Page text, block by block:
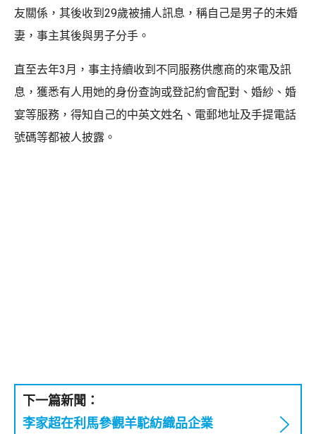
友關係，其後收到29歲被捕人訊息，稱自己是男子的未婚
妻，事主其後與男子分手。
直至去年3月，事主持續收到不同服務供應商的來電及訊
息，獲悉有人用她的身份查詢或登記約會配對、婚紗、婚
宴等服務，得知自己的中英文姓名、電郵地址及手提電話
號碼等都被人披露。
下一篇新聞：
李家超在利馬參觀羊駝紡織品企業